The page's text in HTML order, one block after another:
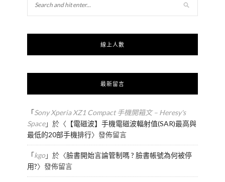
線上人數
最新留言
「Sony Xperia XZ1 Compact 手機開箱文 – Heresy's
Space」於〈 【電磁波】手機電磁波輻射值(SAR)最高與
最低的20部手機排行〉發佈留言
「kgo」於〈臉書開始言論管制嗎 ? 臉書帳號為何被停
用?〉發佈留言